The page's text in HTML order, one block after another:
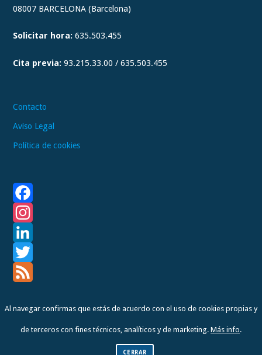
Al navegar confirmas que estás de acuerdo con el uso de cookies propias y
de terceros con fines técnicos, analíticos y de marketing. Más info.
CERRAR
a
r
m
08007 BARCELONA (Barcelona)
Solicitar hora: 635.503.455
Cita previa: 93.215.33.00 / 635.503.455
Contacto
Aviso Legal
Política de cookies
F
a
c
e
o
n
s
a
L
k
T
ie